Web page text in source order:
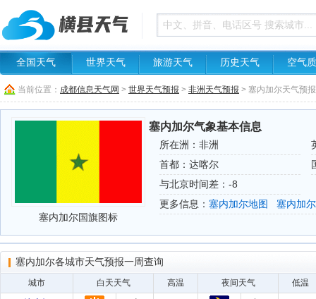
全国天气 世界天气 旅游天气 历史天气 空气
当前位置： 成都信息天气网 > 世界天气预报 > 非洲天气预报 > 塞内加尔天气预
塞内加尔国旗图标
塞内加尔气象基本信息
所在洲：非洲
首都：达喀尔
与北京时间差：-8
更多信息： 塞内加尔地图 塞内加
塞内加尔各城市天气预报一周查询
城市 白天天气 高温 夜间天气
低温